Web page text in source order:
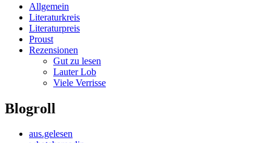
Allgemein
Literaturkreis
Literaturpreis
Proust
Rezensionen
Gut zu lesen
Lauter Lob
Viele Verrisse
Blogroll
aus.gelesen